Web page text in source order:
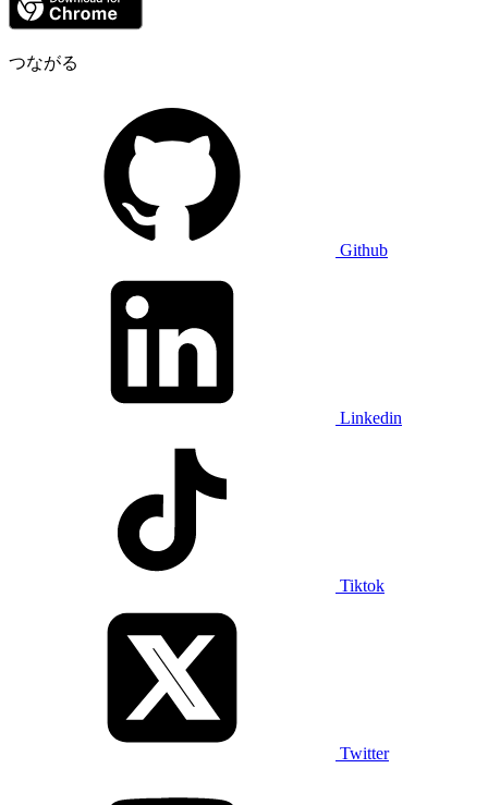
つながる
Github
Linkedin
Tiktok
Twitter